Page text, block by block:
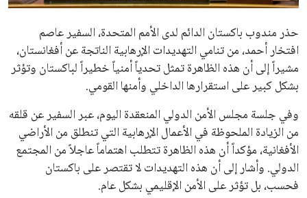
المرأة والجمال
حوادث
محافظات
حذر مندوب باكستان الدائم لدى الأمم المتحدة، السفير عاصم
افتخار أحمد، من تنامي التهديدات الإرهابية الناتجة عن أفغانستان،
مشيراً إلى أن هذه الظاهرة تمثل تحدياً أمنياً خطيراً لباكستان وتؤثر
بشكل كبير على استقرارها الداخلي وأمنها القومي.
وفي جلسة مجلس الأمن الدولي المنعقدة اليوم، عبر السفير عن قلقه
من الزيادة الملحوظة في الأعمال الإرهابية التي تنطلق من الأراضي
الأفغانية، مؤكداً أن هذه الظاهرة تتطلب اهتماماً عاجلاً من المجتمع
الدولي. وأشار إلى أن هذه التهديدات لا تقتصر على باكستان
فحسب، بل تؤثر على الأمن الإقليمي بشكل عام.